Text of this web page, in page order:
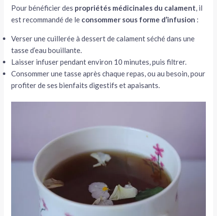
Pour bénéficier des propriétés médicinales du calament, il
est recommandé de le consommer sous forme d’infusion :
Verser une cuillerée à dessert de calament séché dans une
tasse d’eau bouillante.
Laisser infuser pendant environ 10 minutes, puis filtrer.
Consommer une tasse après chaque repas, ou au besoin, pour
profiter de ses bienfaits digestifs et apaisants.